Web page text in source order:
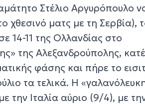
Στέλιο Αργυρόπουλο
χθεσινό ματς με τη Σερβία),
14-11 της Ολλανδίας στο
της Αλεξανδρούπολης,
φάσης και πήρε το
τα τελικά. Η
την Ιταλία αύριο (9/4), με